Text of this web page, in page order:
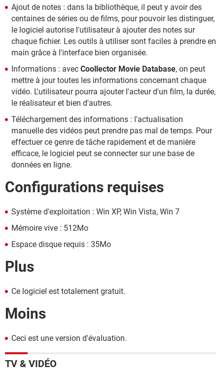
Ajout de notes : dans la bibliothèque, il peut y avoir des
centaines de séries ou de films, pour pouvoir les distinguer,
le logiciel autorise l'utilisateur à ajouter des notes sur
chaque fichier. Les outils à utiliser sont faciles à prendre en
main grâce à l'interface bien organisée.
Informations : avec Coollector Movie Database, on peut
mettre à jour toutes les informations concernant chaque
vidéo. L'utilisateur pourra ajouter l'acteur d'un film, la durée,
le réalisateur et bien d'autres.
Téléchargement des informations : l'actualisation
manuelle des vidéos peut prendre pas mal de temps. Pour
effectuer ce genre de tâche rapidement et de manière
efficace, le logiciel peut se connecter sur une base de
données en ligne.
Configurations requises
Système d'exploitation : Win XP, Win Vista, Win 7
Mémoire vive : 512Mo
Espace disque requis : 35Mo
Plus
Ce logiciel est totalement gratuit.
Moins
Ceci est une version d'évaluation.
TV & VIDÉO